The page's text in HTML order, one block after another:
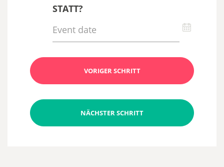
STATT?
VORIGER SCHRITT
NÄCHSTER SCHRITT